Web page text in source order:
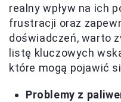
realny wpływ na ich
frustracji oraz
doświadczeń, warto
listę kluczowych
które mogą pojawić
Problemy z